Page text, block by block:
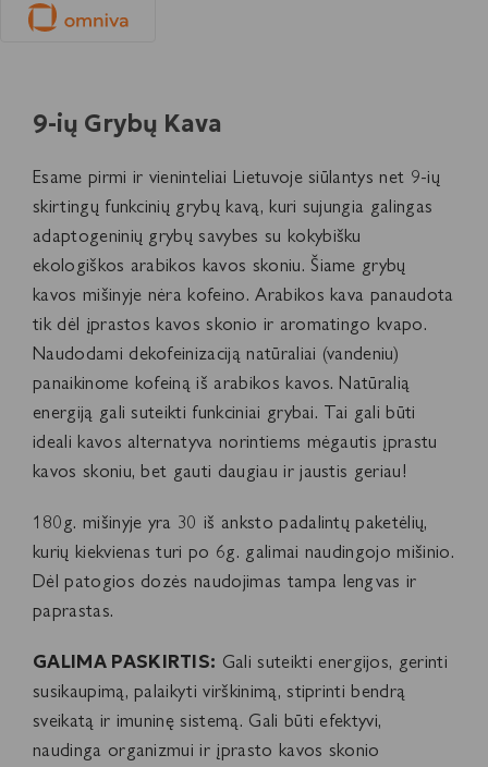
9-ių Grybų Kava
Esame pirmi ir vieninteliai Lietuvoje siūlantys net 9-ių
skirtingų funkcinių grybų kavą, kuri sujungia galingas
adaptogeninių grybų savybes su kokybišku
ekologiškos arabikos kavos skoniu. Šiame grybų
kavos mišinyje nėra kofeino. Arabikos kava panaudota
tik dėl įprastos kavos skonio ir aromatingo kvapo.
Naudodami dekofeinizaciją natūraliai (vandeniu)
panaikinome kofeiną iš arabikos kavos. Natūralią
energiją gali suteikti funkciniai grybai. Tai gali būti
ideali kavos alternatyva norintiems mėgautis įprastu
kavos skoniu, bet gauti daugiau ir jaustis geriau!
180g. mišinyje yra 30 iš anksto padalintų paketėlių,
kurių kiekvienas turi po 6g. galimai naudingojo mišinio.
Dėl patogios dozės naudojimas tampa lengvas ir
paprastas.
GALIMA PASKIRTIS: Gali suteikti energijos, gerinti
susikaupimą, palaikyti virškinimą, stiprinti bendrą
sveikatą ir imuninę sistemą. Gali būti efektyvi,
naudinga organizmui ir įprasto kavos skonio